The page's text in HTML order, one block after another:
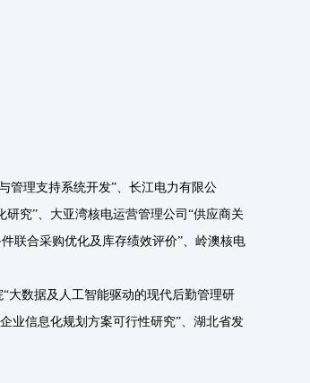
管理支持系统开发”、长江电力有限公
究”、大亚湾核电运营管理公司“供应商关
联合采购优化及库存绩效评价”、岭澳核电
大数据及人工智能驱动的现代后勤管理研
业信息化规划方案可行性研究”、湖北省发